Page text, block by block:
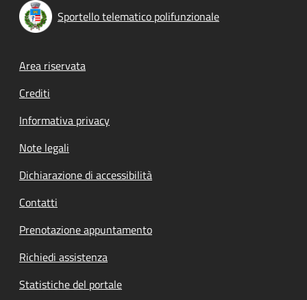
Sportello telematico polifunzionale
Footer menu
Area riservata
Crediti
Informativa privacy
Note legali
Dichiarazione di accessibilità
Contatti
Prenotazione appuntamento
Richiedi assistenza
Statistiche del portale